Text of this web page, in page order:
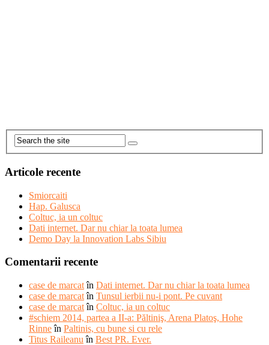
Articole recente
Smiorcaiti
Hap. Galusca
Coltuc, ia un coltuc
Dati internet. Dar nu chiar la toata lumea
Demo Day la Innovation Labs Sibiu
Comentarii recente
case de marcatîn Dati internet. Dar nu chiar la toata lumea
case de marcatîn Tunsul ierbii nu-i pont. Pe cuvant
case de marcatîn Coltuc, ia un coltuc
#schiem 2014, partea a II-a: Păltiniş, Arena Platoş, Hohe
Rinneîn Paltinis, cu bune si cu rele
Titus Raileanu în Best PR. Ever.